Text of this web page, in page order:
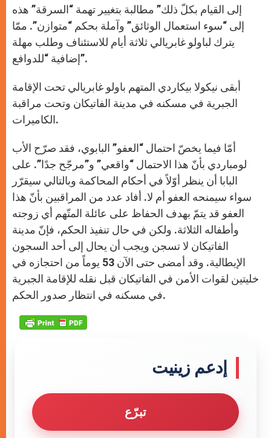
إلى القيام بكلّ ذلك” مطالبة بتغيير تهمة “السرقة” هذه
إلى “سوء استعمال الوثائق” وآملة بحكم “متوازن”. ممّا
يترك لباولو غابريالي ثلاثة أيام للاستئناف وطلب مهلة
إضافية “للدوافع”.
أبقى نيكولا بيكاردي المتهم باولو غابريالي تحت الإقامة
الجبرية في مسكنه في مدينة الفاتيكان وتحت مراقبة
الكاميرات.
أمّا فيما يخصّ احتمال “العفو” البابوي، فقد صرّح الأب
لومباردي بأنّ هذا الاحتمال “واقعي” و”مرجّح جدًا”. على
البابا أن ينظر أوّلاً في أحكام المحاكمة وبالتالي سيقرّر
سواء سيمنحه العفو أم لا. أفاد عدد من المراقبين بأنّ هذا
العفو قد يتمّ بهدف الحفاظ على عائلة المتّهم أي زوجته
وأطفاله الثلاثة. ولكن في حال تنفيذ الحكم، فإنّ مدينة
الفاتيكان لا تسجن ويجب أن يحال إلى أحد السجون
الإيطالية. وقد أمضى حتى الآن 53 يوماً من احتجازه في
خليتين لقوات الأمن في الفاتيكان قبل نقله للإقامة الجبرية
في مسكنه في انتظار صدور الحكم.
إدعم زينيت
تبرّع